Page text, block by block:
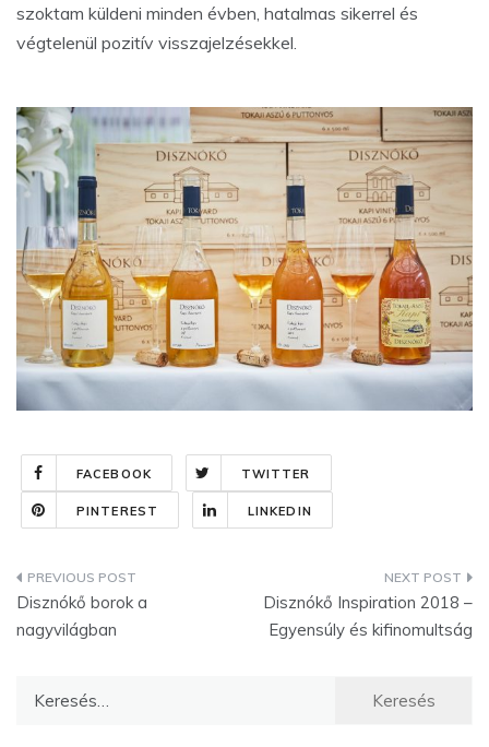
szoktam küldeni minden évben, hatalmas sikerrel és
végtelenül pozitív visszajelzésekkel.
FACEBOOK TWITTER
PINTEREST LINKEDIN
Bejegyzés
navigáció
Disznókő borok a
nagyvilágban
Disznókő Inspiration 2018 –
Egyensúly és kifinomultság